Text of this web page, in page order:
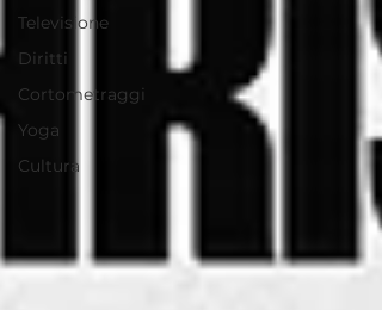
Televisione
Diritti
Cortometraggi
Yoga
Cultura